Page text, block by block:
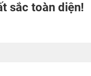
sắc toàn diện!